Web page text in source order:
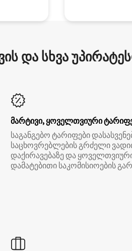
და სხვა
მარტივი, ყოველთვიური
საგანგებო ტარიფები
საცხოვრებლების გრძელი
დაქირავებაზე და
დამატებითი საკომისიოების